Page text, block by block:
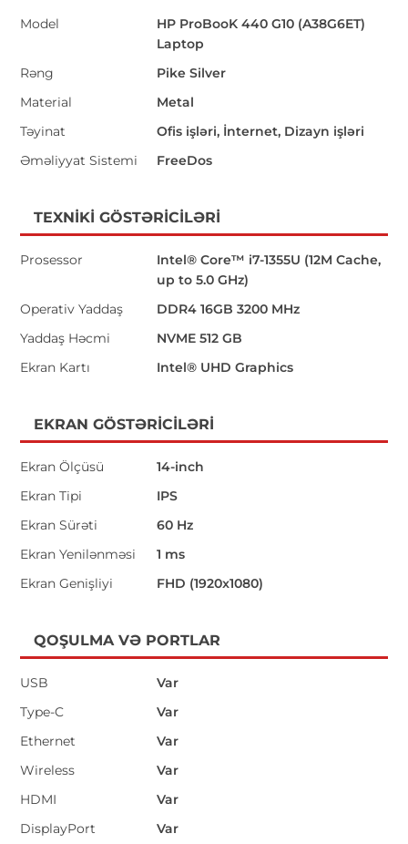
Model
HP ProBooK 440 G10 (A38G6ET)
Laptop
Rəng
Pike Silver
Material
Metal
Təyinat
Ofis işləri, İnternet, Dizayn işləri
Əməliyyat Sistemi
FreeDos
TEXNIKI GÖSTƏRICILƏRI
Prosessor
Intel® Core™ i7-1355U (12M Cache,
up to 5.0 GHz)
Operativ Yaddaş
DDR4 16GB 3200 MHz
Yaddaş Həcmi
NVME 512 GB
Ekran Kartı
Intel® UHD Graphics
EKRAN GÖSTƏRICILƏRI
Ekran Ölçüsü
14-inch
Ekran Tipi
IPS
Ekran Sürəti
60 Hz
Ekran Yenilənməsi
1 ms
Ekran Genişliyi
FHD (1920x1080)
QOŞULMA VƏ PORTLAR
USB
Var
Type-C
Var
Ethernet
Var
Wireless
Var
HDMI
Var
DisplayPort
Var